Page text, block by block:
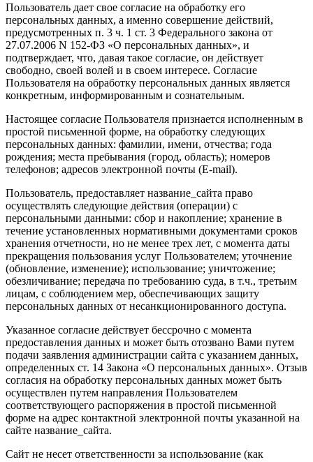
Пользователь дает свое согласие на обработку его
персональных данных, а именно совершение действий,
предусмотренных п. 3 ч. 1 ст. 3 Федерального закона от
27.07.2006 N 152-ФЗ «О персональных данных», и
подтверждает, что, давая такое согласие, он действует
свободно, своей волей и в своем интересе. Согласие
Пользователя на обработку персональных данных является
конкретным, информированным и сознательным.
Настоящее согласие Пользователя признается исполненным в
простой письменной форме, на обработку следующих
персональных данных: фамилии, имени, отчества; года
рождения; места пребывания (город, область); номеров
телефонов; адресов электронной почты (E-mail).
Пользователь, предоставляет название_сайта право
осуществлять следующие действия (операции) с
персональными данными: сбор и накопление; хранение в
течение установленных нормативными документами сроков
хранения отчетности, но не менее трех лет, с момента даты
прекращения пользования услуг Пользователем; уточнение
(обновление, изменение); использование; уничтожение;
обезличивание; передача по требованию суда, в т.ч., третьим
лицам, с соблюдением мер, обеспечивающих защиту
персональных данных от несанкционированного доступа.
Указанное согласие действует бессрочно с момента
предоставления данных и может быть отозвано Вами путем
подачи заявления администрации сайта с указанием данных,
определенных ст. 14 Закона «О персональных данных». Отзыв
согласия на обработку персональных данных может быть
осуществлен путем направления Пользователем
соответствующего распоряжения в простой письменной
форме на адрес контактной электронной почты указанной на
сайте название_сайта.
Сайт не несет ответственности за использование (как